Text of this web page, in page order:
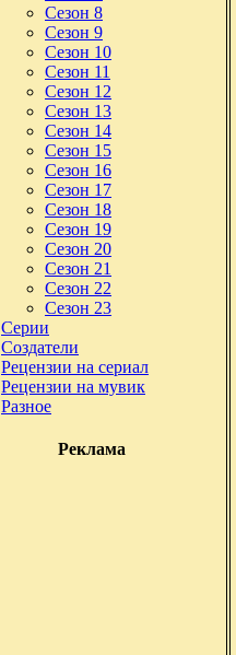
Сезон 8
Сезон 9
Сезон 10
Сезон 11
Сезон 12
Сезон 13
Сезон 14
Сезон 15
Сезон 16
Сезон 17
Сезон 18
Сезон 19
Сезон 20
Сезон 21
Сезон 22
Сезон 23
Серии
Создатели
Рецензии на сериал
Рецензии на мувик
Разное
Реклама